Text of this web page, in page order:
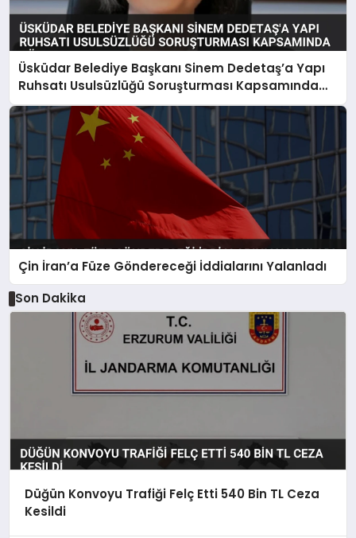
Üsküdar Belediye Başkanı Sinem Dedetaş’a Yapı
Ruhsatı Usulsüzlüğü Soruşturması Kapsamında
Gözaltı
Çin İran’a Füze Göndereceği İddialarını Yalanladı
Son Dakika
Düğün Konvoyu Trafiği Felç Etti 540 Bin TL Ceza
Kesildi